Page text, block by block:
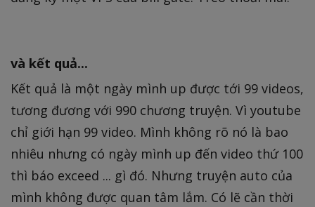
và kết quả...
Kết quả là một ngày mình up được tới 99 videos,
tương đương với 990 chương truyện. Vì youtube
chỉ giới hạn 99 video. Mình không rõ nó là bao
nhiêu nhưng có ngày mình up đến video thứ 100
thì báo exceed ... gì đó. Nhưng truyện auto của
mình không được quan tâm lắm. Có lẽ cần thời